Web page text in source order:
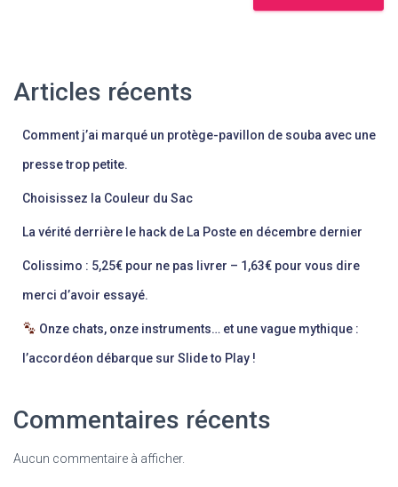
Articles récents
Comment j’ai marqué un protège-pavillon de souba avec une
presse trop petite.
Choisissez la Couleur du Sac
La vérité derrière le hack de La Poste en décembre dernier
Colissimo : 5,25€ pour ne pas livrer – 1,63€ pour vous dire
merci d’avoir essayé.
Onze chats, onze instruments… et une vague mythique :
l’accordéon débarque sur Slide to Play !
Commentaires récents
Aucun commentaire à afficher.